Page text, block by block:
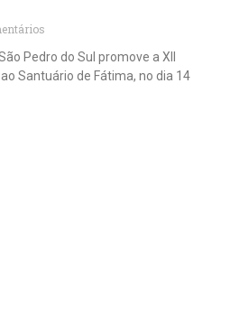
Pedro do Sul promove a XII
Santuário de Fátima, no dia 14